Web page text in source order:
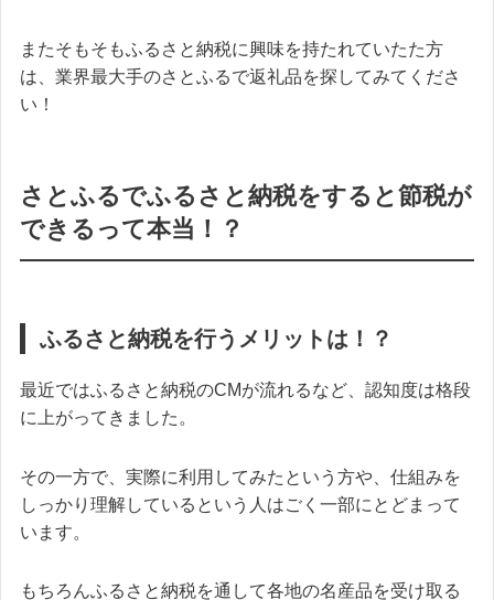
またそもそもふるさと納税に興味を持たれていたた方
は、業界最大手のさとふるで返礼品を探してみてくださ
い！
さとふるでふるさと納税をすると節税が
できるって本当！？
ふるさと納税を行うメリットは！？
最近ではふるさと納税のCMが流れるなど、認知度は格段
に上がってきました。
その一方で、実際に利用してみたという方や、仕組みを
しっかり理解しているという人はごく一部にとどまって
います。
もちろんふるさと納税を通して各地の名産品を受け取る